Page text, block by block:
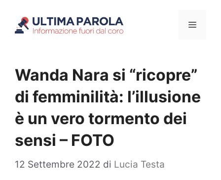
Menu
Wanda Nara si “ricopre”
di femminilità: l’illusione
è un vero tormento dei
sensi – FOTO
12 Settembre 2022 di Lucia Testa